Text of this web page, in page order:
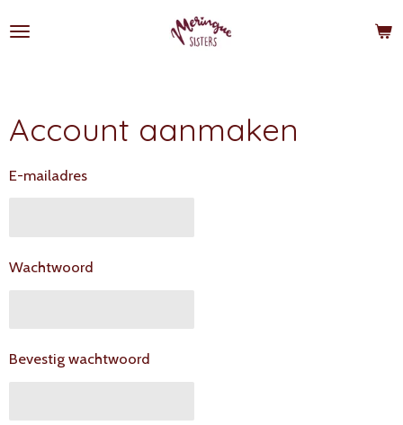
direct
Account aanmaken
E-mailadres
Wachtwoord
Bevestig wachtwoord